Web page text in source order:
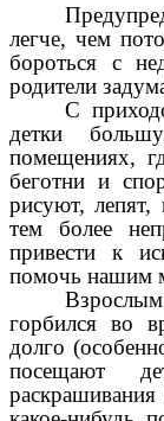
легче, чем
бороться с
родители
С
детки
помещениях,
беготни и
рисуют,
тем более
привести к
помочь нашим
горбился во
долго
посещают